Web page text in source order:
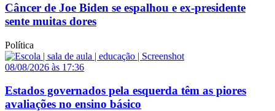
Câncer de Joe Biden se espalhou e ex-presidente
sente muitas dores
Política
08/08/2026 às 17:36
Estados governados pela esquerda têm as piores
avaliações no ensino básico